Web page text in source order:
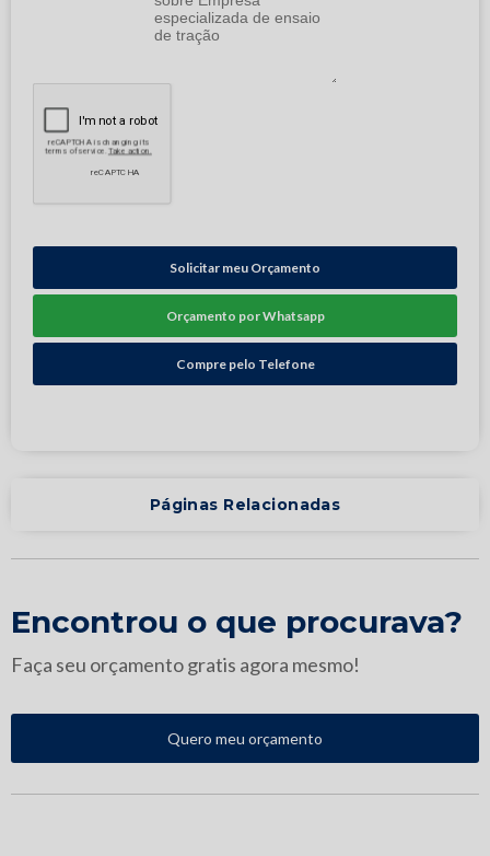
Solicitar meu Orçamento
Orçamento por Whatsapp
Compre pelo Telefone
Páginas Relacionadas
Encontrou o que procurava?
Faça seu orçamento gratis agora mesmo!
Quero meu orçamento